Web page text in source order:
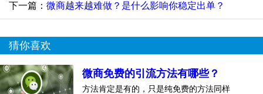
下一篇： 微商越来越难做？是什么影响你稳定出单？
猜你喜欢
微商免费的引流方法有哪些？
方法肯定是有的，只是纯免费的方法同样